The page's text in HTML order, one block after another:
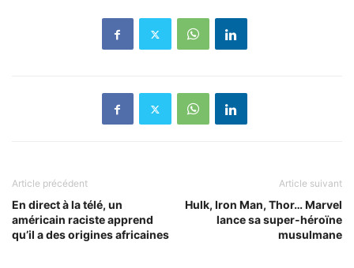
Article précédent
En direct à la télé, un
américain raciste apprend
qu’il a des origines africaines
Article suivant
Hulk, Iron Man, Thor… Marvel
lance sa super-héroïne
musulmane